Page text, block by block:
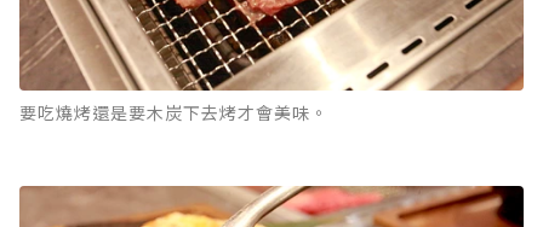
要吃燒烤還是要木炭下去烤才會美味。